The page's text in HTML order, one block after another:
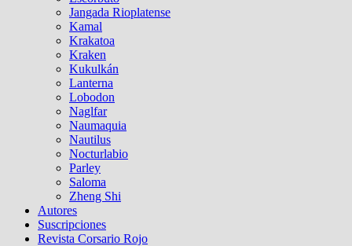
Jangada Rioplatense
Kamal
Krakatoa
Kraken
Kukulkán
Lanterna
Lobodon
Naglfar
Naumaquia
Nautilus
Nocturlabio
Parley
Saloma
Zheng Shi
Autores
Suscripciones
Revista Corsario Rojo